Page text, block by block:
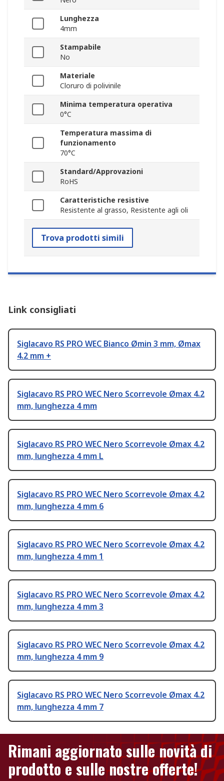
Lunghezza
4mm
Stampabile
No
Materiale
Cloruro di polivinile
Minima temperatura operativa
0°C
Temperatura massima di
funzionamento
70°C
Standard/Approvazioni
RoHS
Caratteristiche resistive
Resistente al grasso, Resistente agli oli
Trova prodotti simili
Link consigliati
Siglacavo RS PRO WEC Bianco Ømin 3 mm, Ømax
4.2 mm +
Siglacavo RS PRO WEC Nero Scorrevole Ømax 4.2
mm, lunghezza 4 mm
Siglacavo RS PRO WEC Nero Scorrevole Ømax 4.2
mm, lunghezza 4 mm L
Siglacavo RS PRO WEC Nero Scorrevole Ømax 4.2
mm, lunghezza 4 mm 6
Siglacavo RS PRO WEC Nero Scorrevole Ømax 4.2
mm, lunghezza 4 mm 1
Siglacavo RS PRO WEC Nero Scorrevole Ømax 4.2
mm, lunghezza 4 mm 3
Siglacavo RS PRO WEC Nero Scorrevole Ømax 4.2
mm, lunghezza 4 mm 9
Siglacavo RS PRO WEC Nero Scorrevole Ømax 4.2
mm, lunghezza 4 mm 7
Rimani aggiornato sulle novità di
prodotto e sulle nostre offerte!